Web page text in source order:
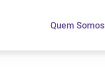
Quem Somos